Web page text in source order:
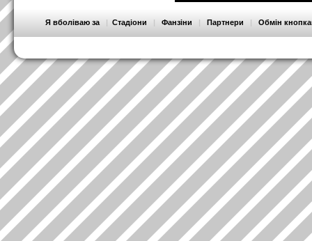
Я вболіваю за | Стадіони | Фанзіни | Партнери | Обмін